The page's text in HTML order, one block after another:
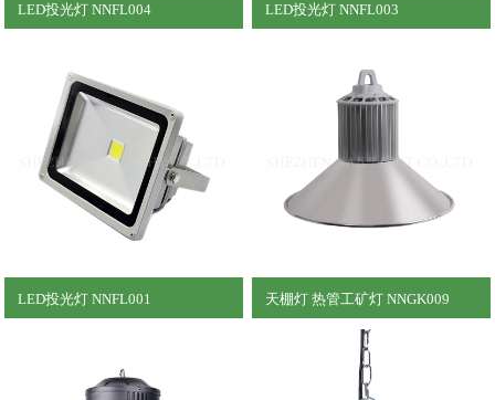
LED投光灯 NNFL004 LED投光灯 NNFL003
LED投光灯 NNFL001 天棚灯 热管工矿灯 NNGK009